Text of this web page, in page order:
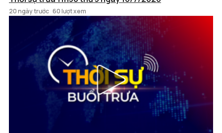
20 ngày trước 60 lượt xem